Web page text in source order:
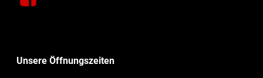
Unsere Öffnungszeiten